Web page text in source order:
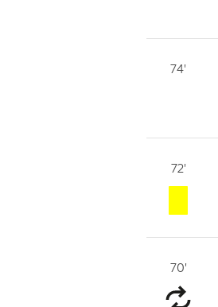
74'
72'
70'